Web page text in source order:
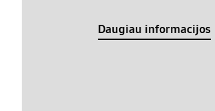
Daugiau informacijos